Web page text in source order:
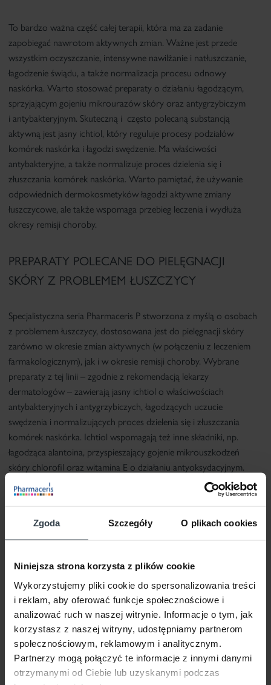
Zgoda Szczegóły O plikach cookies
Niniejsza strona korzysta z plików cookie
Wykorzystujemy pliki cookie do spersonalizowania treści
i reklam, aby oferować funkcje społecznościowe i
analizować ruch w naszej witrynie. Informacje o tym, jak
korzystasz z naszej witryny, udostępniamy partnerom
społecznościowym, reklamowym i analitycznym.
Partnerzy mogą połączyć te informacje z innymi danymi
otrzymanymi od Ciebie lub uzyskanymi podczas
To bardzo ważna część całej terapii, która ma za zadanie
zapobiegać nawrotom aktywnych zmian. Ważne jest przede
wszystkim oczyszczanie, intensywne nawilżanie i natłuszczanie,
łagodzenie świądu, a także normalizacja procesu odnowy
naskórka. Warto stosować preparaty o działaniu łagodzącym,
sprzyjającym gojeniu mikrourazów skóry oraz antygrzybiczym
i antybakteryjnym. Skuteczną i często polecaną substancją
aktywną jest jasny ichtiol, który reguluje procesy podziałów
komórek naskórka i łagodzi swędzenie. Ma właściwości
antybakteryjne, a także normalizuje proces dzielenia się i
złuszczania komórek naskórka. Warto pamiętać, że używanie
odpowiednich dermokosmetyków łagodzi aktywne zmiany
łuszczycowe, ale także wspomaga przebieg leczenia i wydłuża
okresy remisji choroby.
PREPARATY POLECANE DO PIELĘGNACJI
SKÓRY Z PROBLEMEM ŁUSZCZYCY
Specjalistyczna seria Pharmaceris P stworzona z myślą o osobach
z problemem łuszczycy, dostosowana jest do pielęgnacji skóry
zarówno w okresie zmian aktywnych (w połączeniu z leczeniem
farmakologicznym), jak i w okresie remisji choroby. Wybrane
preparaty z tej linii – zgodnie z rekomendacją lekarzy
dermatologów – zawierają jasny ichtiol o właściwościach
antybakteryjnych i antygrzybiczych, łagodzących uczucie
swędzenia i normalizujących proces dzielenia się i złuszczania
komórek naskórka. Ichtiol wspomagają też inne składniki, np.
łagodząca alantoina, przyspieszający gojenie mikrouszkodzeń
skóry chlorofil orazwitamina E o działaniu antyoksydacyjnym.
Specjalnie skomponowane receptury
(bez parabenów i
alergenów)zapewniają właściwą pielęgnację skóry dotkniętej
zmian. Preparaty zostały przebadane klinicznie pod kontrolą
lekarzy dermatologów na skórze z problemem łuszczycy. W skład
dooczyszczaniaipielęgnacjitwarzy oraz ciała.
Co warto podkreślić, w przeciwieństwie do typowych maści
leczniczych dermokosmetyki Pharmaceris P
mają wiele walorów
kosmetycznych (przyjemną konsystencję, która pozwala na łatwą
aplikację, szybko wchłaniającą się formułę, co umożliwia wykonanie
makijażu po nałożeniu kremu na dzień etc.). Pacjentom zaleca się